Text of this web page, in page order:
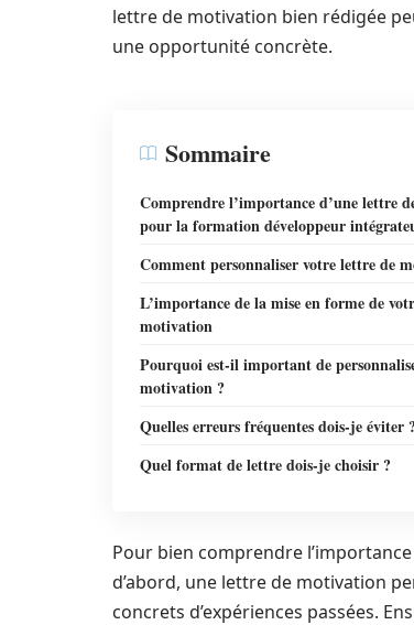
lettre de motivation bien rédigée
une opportunité concrète.
Sommaire
Comprendre l’importance d’une lettre
pour la formation développeur
Comment personnaliser votre lettre de
L’importance de la mise en forme de
motivation
Pourquoi est-il important de
motivation ?
Quelles erreurs fréquentes dois-je éviter
Quel format de lettre dois-je choisir ?
Pour bien comprendre
d’abord, une lettre de motivation
concrets d’expériences passées.